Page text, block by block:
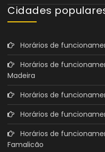
Cidades
Horários de
Horários de
Madeira
Horários de
Horários de
Horários de
Famalicão